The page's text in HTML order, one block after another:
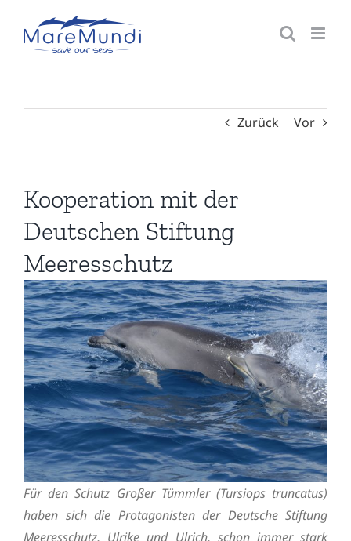
Inhalt
springen
Zurück Vor
Kooperation mit der
Deutschen Stiftung
Meeresschutz
Für den Schutz Großer Tümmler (Tursiops truncatus)
haben sich die Protagonisten der Deutsche Stiftung
Meeresschutz, Ulrike und Ulrich, schon immer stark